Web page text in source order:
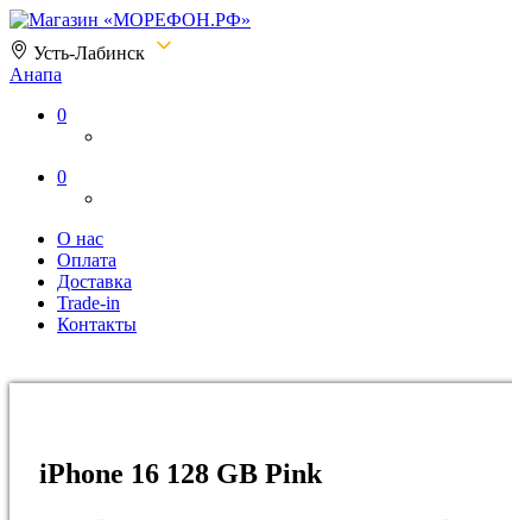
Усть-Лабинск
Анапа
Магазин «МОРЕФОН.РФ»
0
0
О нас
Оплата
Доставка
Trade-in
Контакты
iPhone 16 128 GB Pink